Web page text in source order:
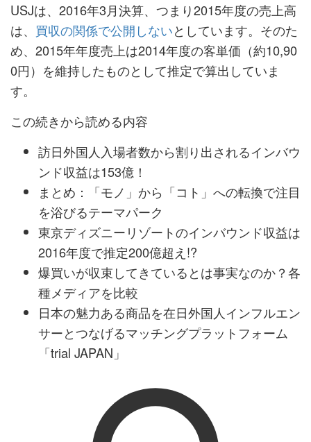
USJは、2016年3月決算、つまり2015年度の売上高
は、 買収の関係で公開しないとしています。そのた
め、2015年年度売上は2014年度の客単価（約10,90
0円）を維持したものとして推定で算出していま
す。
この続きから読める内容
訪日外国人入場者数から割り出されるインバウ
ンド収益は153億！
まとめ：「モノ」から「コト」への転換で注目
を浴びるテーマパーク
東京ディズニーリゾートのインバウンド収益は
2016年度で推定200億超え!?
爆買いが収束してきているとは事実なのか？各
種メディアを比較
日本の魅力ある商品を在日外国人インフルエン
サーとつなげるマッチングプラットフォーム
「trial JAPAN」